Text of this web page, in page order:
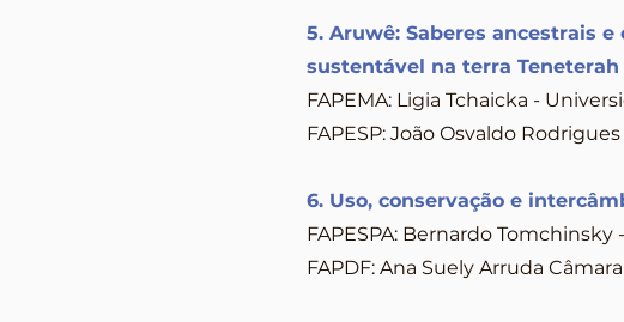
5. Aruwê: Saberes ancestrais
sustentável na terra
FAPEMA: Ligia Tchaicka -
FAPESP: João Osvaldo
6. Uso, conservação e
FAPESPA: Bernardo
FAPDF: Ana Suely Arruda